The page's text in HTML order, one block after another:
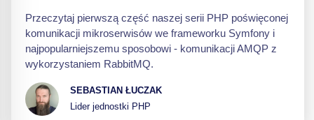
Przeczytaj pierwszą część naszej serii PHP poświęconej
komunikacji mikroserwisów we frameworku Symfony i
najpopularniejszemu sposobowi - komunikacji AMQP z
wykorzystaniem RabbitMQ.
SEBASTIAN ŁUCZAK
Lider jednostki PHP